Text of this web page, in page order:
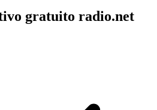
gratuito radio.net